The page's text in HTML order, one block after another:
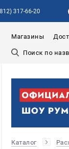
317-66-20
Магазины
Каталог